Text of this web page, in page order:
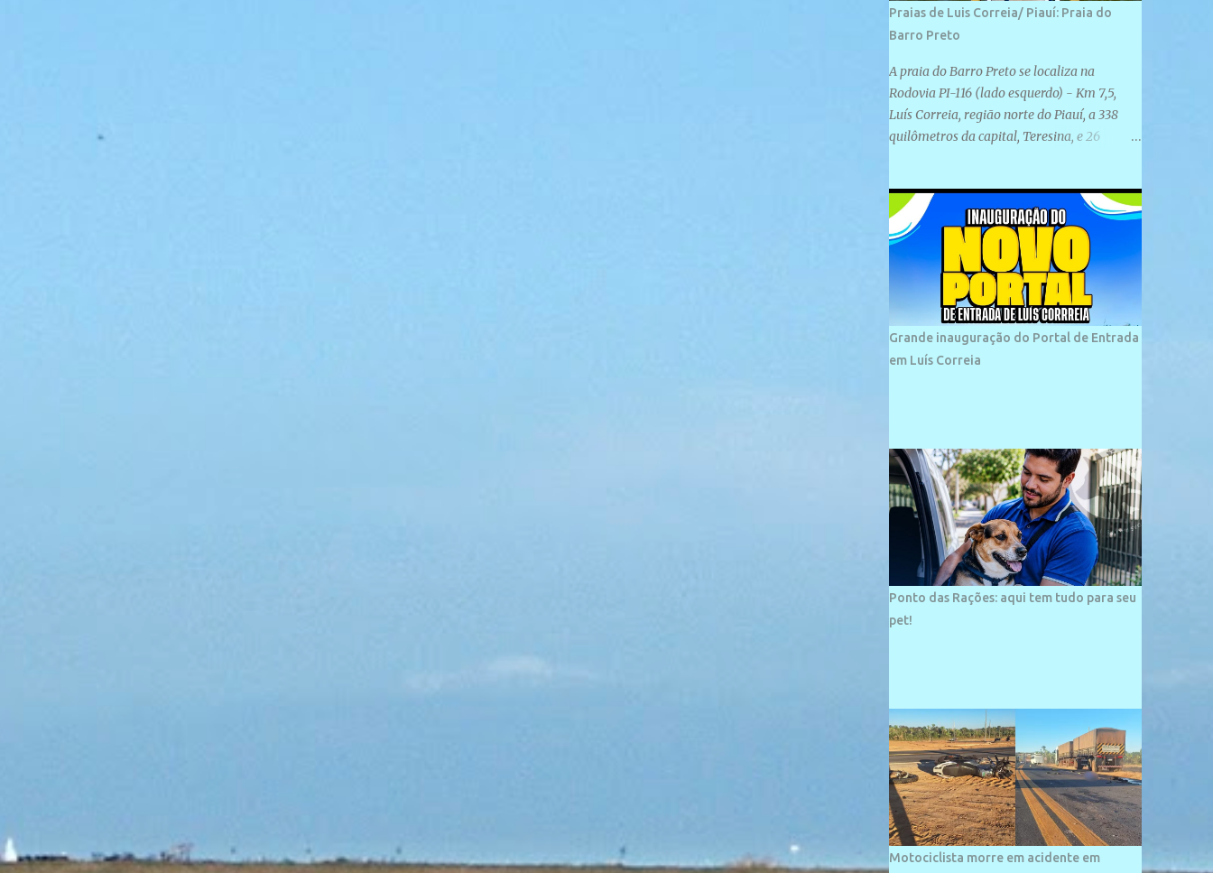
Praias de Luis Correia/ Piauí: Praia do
Barro Preto
A praia do Barro Preto se localiza na
Rodovia PI-116 (lado esquerdo) - Km 7,5,
Luís Correia, região norte do Piauí, a 338
quilômetros da capital, Teresina, e 26
plana e retilínea na maior parte de sua
extensão, chegando a mais ou menos a 1,5
km de paisagens exuberantes. Possui ondas
suaves devido ao extensivo molhe de pedras
que não chegam a 2 metros de altura, não
apresentando dunas em seu espaço
geográfico. Não se sabe ao certo porque a
praia leva esse nome, e muitas das suas
vizinhos. O bairro onde se localiza a praia é
palco de amplos investimentos e projetos
grandiosos como hotéis, pousadas e
residências de veraneio de grande porte. O
maior empreendimento fixado nessa área é
o SESC Praia, inaugurado em 12 de julho de
1996. Com arquitetura moderna,...
Grande inauguração do Portal de Entrada
em Luís Correia
Ponto das Rações: aqui tem tudo para seu
pet!
Motociclista morre em acidente em